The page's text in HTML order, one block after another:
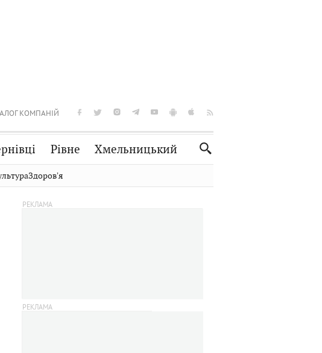
КОМПАНІЙ
Рівне Хмельницький
Словко
Здоровʼя